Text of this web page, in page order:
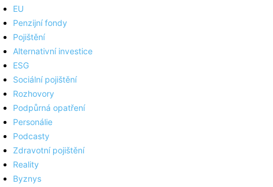
EU
Penzijní fondy
Pojištění
Alternativní investice
ESG
Sociální pojištění
Rozhovory
Podpůrná opatření
Personálie
Podcasty
Zdravotní pojištění
Reality
Byznys